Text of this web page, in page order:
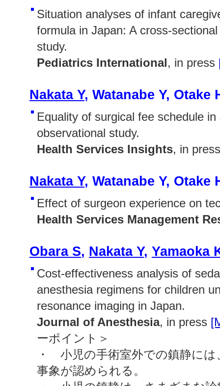
Situation analyses of infant
formula in Japan: A cross-
study.
Pediatrics International, in press
Nakata Y, Watanabe Y, Otake
Equality of surgical fee schedule
observational study.
Health Services Insights, in
Nakata Y, Watanabe Y, Otake
Effect of surgeon experience on
Health Services Management
Obara S, Nakata Y, Yamaoka
Cost-effectiveness analysis of
anesthesia regimens for children
resonance imaging in Japan.
Journal of Anesthesia, in press
ーポイント＞
・ 小児の手術室外での鎮静に
事象が認められる。